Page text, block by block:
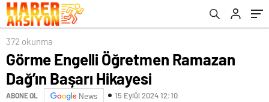
372 okunma
Görme Engelli Öğretmen Ramazan
Dağ’ın Başarı Hikayesi
ABONE OL News 15 Eylül 2024 12:10